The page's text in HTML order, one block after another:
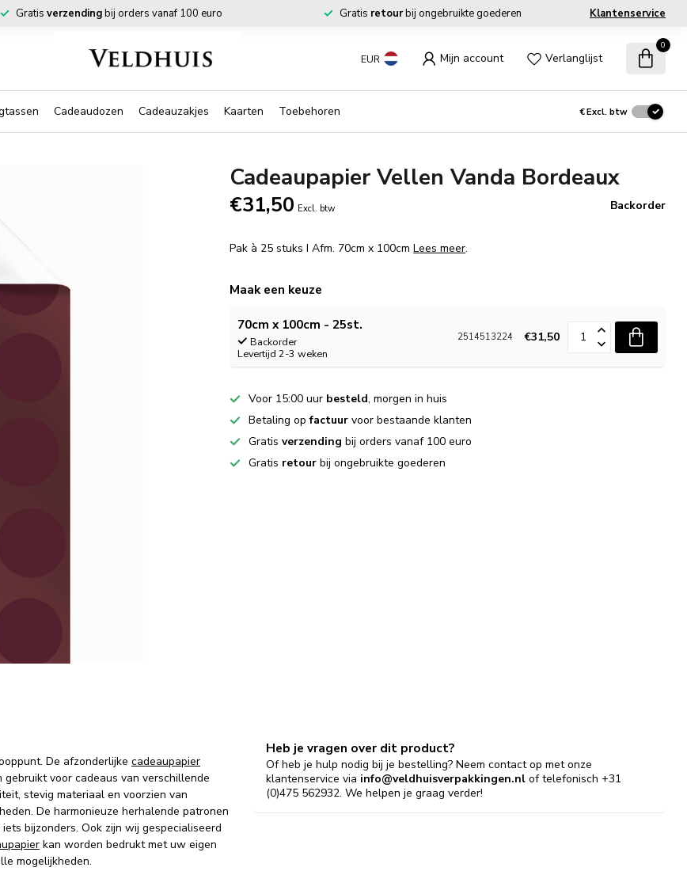
Gratis verzendingbij orders vanaf 100 euro Gratis retourbij ongebruikte goederen Klantenservice
EUR Mijn account Verlanglijst
0
Cadeaudozen Cadeauzakjes Kaarten Toebehoren €Excl. btw
Cadeaupapier Vellen Vanda Bordeaux
€31,50 Excl. btw Backorder
Pak à 25 stuks I Afm. 70cm x 100cmLees meer.
Maak een keuze
70cm x 100cm - 25st.
Backorder
Levertijd 2-3 weken
2514513224 €31,50
Voor 15:00 uur besteld, morgen in huis
Betaling opfactuur voor bestaande klanten
Gratisverzending bij orders vanaf 100 euro
Gratis retour bij ongebruikte goederen
De afzonderlijke cadeaupapier
voor cadeaus van verschillende
stevig materiaal en voorzien van
De harmonieuze herhalende patronen
bijzonders. Ook zijn wij gespecialiseerd
kan worden bedrukt met uw eigen
mogelijkheden.
Heb je vragen over dit product?
Of heb je hulp nodig bij je bestelling? Neem contact op met onze
klantenservice via info@veldhuisverpakkingen.nl of telefonisch +31
(0)475 562932. We helpen je graag verder!